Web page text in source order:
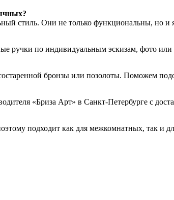
стиль. Они не только функциональны, но и
ручки по индивидуальным эскизам, фото или
бронзы или позолоты. Поможем
«Бриза Арт» в Санкт-Петербурге с
подходит как для межкомнатных, так и